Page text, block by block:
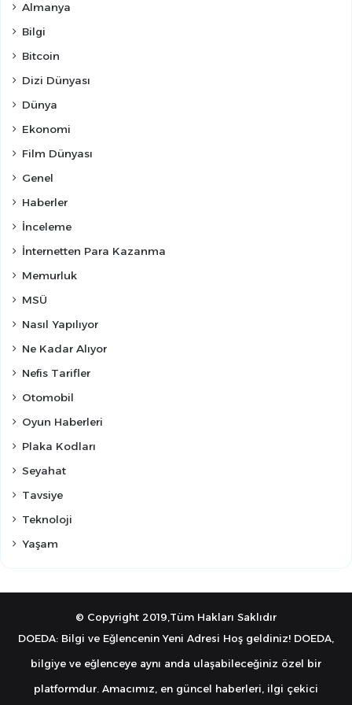
Almanya
Bilgi
Bitcoin
Dizi Dünyası
Dünya
Ekonomi
Film Dünyası
Genel
Haberler
İnceleme
İnternetten Para Kazanma
Memurluk
MSÜ
Nasıl Yapılıyor
Ne Kadar Alıyor
Nefis Tarifler
Otomobil
Oyun Haberleri
Plaka Kodları
Seyahat
Tavsiye
Teknoloji
Yaşam
© Copyright 2019,Tüm Hakları Saklıdır
DOEDA: Bilgi ve Eğlencenin Yeni Adresi Hoş geldiniz! DOEDA,
bilgiye ve eğlenceye aynı anda ulaşabileceğiniz özel bir
platformdur. Amacımız, en güncel haberleri, ilgi çekici